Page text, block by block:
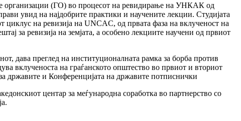
организации (ГО) во процесот на ревидирање на УНКАК од
увид на најдобрите практики и научените лекции. Студијата
циклус на ревизија на UNCAC, од првата фаза на вклученост на
за ревизија на земјата, а особено лекциите научени од првиот
дава преглед на институционалната рамка за борба против
вклученоста на граѓанското општество во првиот и вториот
државите и Конференцијата на државите потписнички
центар за меѓународна соработка во партнерство со